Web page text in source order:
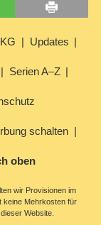
Updates
Serien A–Z
schalten
oben
wir Provisionen im
keine Mehrkosten für
Website.